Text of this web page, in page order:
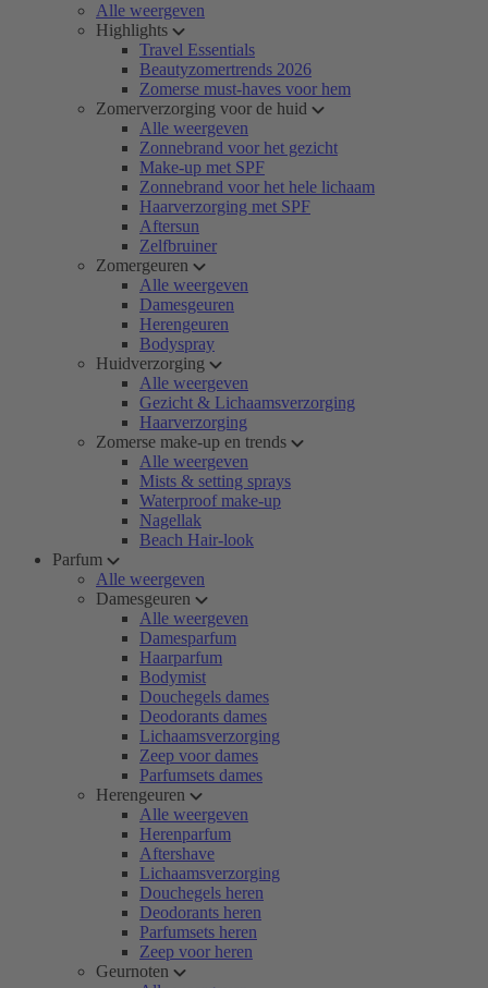
Alle weergeven
Highlights
Travel Essentials
Beautyzomertrends 2026
Zomerse must-haves voor hem
Zomerverzorging voor de huid
Alle weergeven
Zonnebrand voor het gezicht
Make-up met SPF
Zonnebrand voor het hele lichaam
Haarverzorging met SPF
Aftersun
Zelfbruiner
Zomergeuren
Alle weergeven
Damesgeuren
Herengeuren
Bodyspray
Huidverzorging
Alle weergeven
Gezicht & Lichaamsverzorging
Haarverzorging
Zomerse make-up en trends
Alle weergeven
Mists & setting sprays
Waterproof make-up
Nagellak
Beach Hair-look
Parfum
Alle weergeven
Damesgeuren
Alle weergeven
Damesparfum
Haarparfum
Bodymist
Douchegels dames
Deodorants dames
Lichaamsverzorging
Zeep voor dames
Parfumsets dames
Herengeuren
Alle weergeven
Herenparfum
Aftershave
Lichaamsverzorging
Douchegels heren
Deodorants heren
Parfumsets heren
Zeep voor heren
Geurnoten